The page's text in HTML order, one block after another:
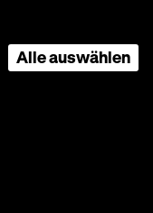
Alle auswählen